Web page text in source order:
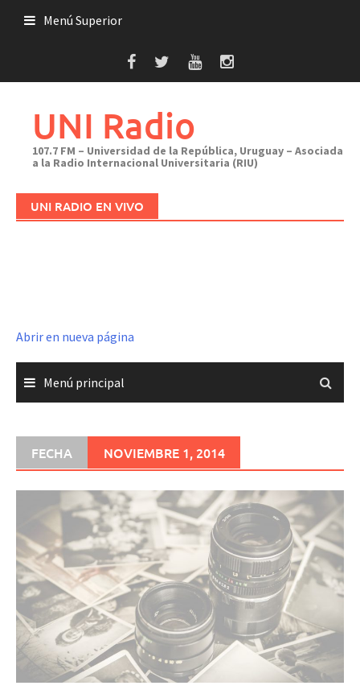
Menú Superior
UNI Radio
107.7 FM – Universidad de la República, Uruguay – Asociada
a la Radio Internacional Universitaria (RIU)
UNI RADIO EN VIVO
Abrir en nueva página
Menú principal
FECHA NOVIEMBRE 1, 2014